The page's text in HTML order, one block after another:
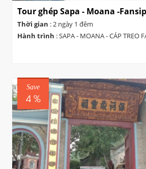
Tour ghép Sapa - Moana -
Thời gian : 2 ngày 1 đêm
Hành trình : SAPA - MOANA - CÁP TREO
Save
4 %